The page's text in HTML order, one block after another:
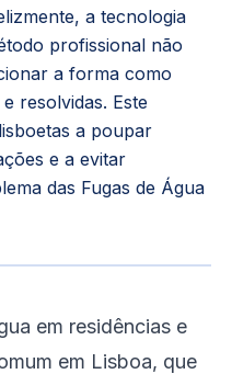
a tecnologia
profissional não
a forma como
resolvidas. Este
a poupar
e a evitar
das Fugas de Água
em residências e
em Lisboa, que